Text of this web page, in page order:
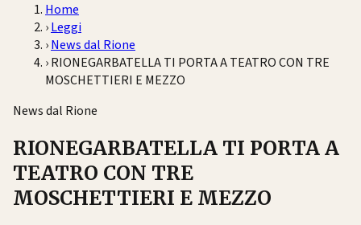
Home
›Leggi
›News dal Rione
›RIONEGARBATELLA TI PORTA A TEATRO CON TRE
MOSCHETTIERI E MEZZO
News dal Rione
RIONEGARBATELLA TI PORTA A
TEATRO CON TRE
MOSCHETTIERI E MEZZO